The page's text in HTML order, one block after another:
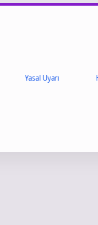
Yasal Uyarı